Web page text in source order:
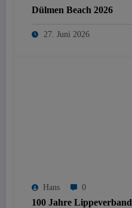
Dülmen Beach 2026
27. Juni 2026
Hans 0
100 Jahre